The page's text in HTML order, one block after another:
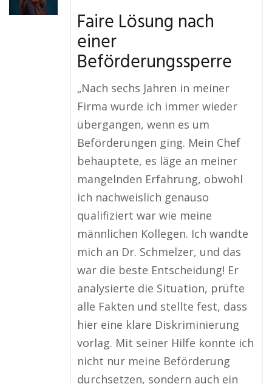
Faire Lösung nach
einer
Beförderungssperre
„Nach sechs Jahren in meiner
Firma wurde ich immer wieder
übergangen, wenn es um
Beförderungen ging. Mein Chef
behauptete, es läge an meiner
mangelnden Erfahrung, obwohl
ich nachweislich genauso
qualifiziert war wie meine
männlichen Kollegen. Ich wandte
mich an Dr. Schmelzer, und das
war die beste Entscheidung! Er
analysierte die Situation, prüfte
alle Fakten und stellte fest, dass
hier eine klare Diskriminierung
vorlag. Mit seiner Hilfe konnte ich
nicht nur meine Beförderung
durchsetzen, sondern auch ein